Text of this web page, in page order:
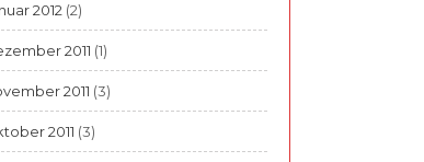
2012 (2)
2011 (1)
2011 (3)
2011 (3)